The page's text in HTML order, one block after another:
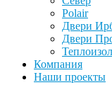
Polair
Двери
Двери
Компания
Наши проекты